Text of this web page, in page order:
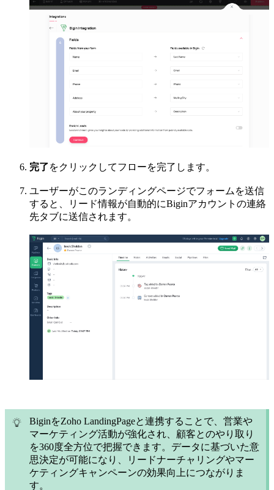
完了をクリックしてフローを完了します。
ユーザーがこのランディングページでフォームを送信
すると、リード情報が自動的にBiginアカウントの連絡
先タブに送信されます。
BiginをZoho LandingPageと連携することで、営業や
マーケティング活動が強化され、顧客とのやり取り
を360度全方位で把握できます。データに基づいた意
思決定が可能になり、リードナーチャリングやマー
ケティングキャンペーンの効果向上につながりま
す。